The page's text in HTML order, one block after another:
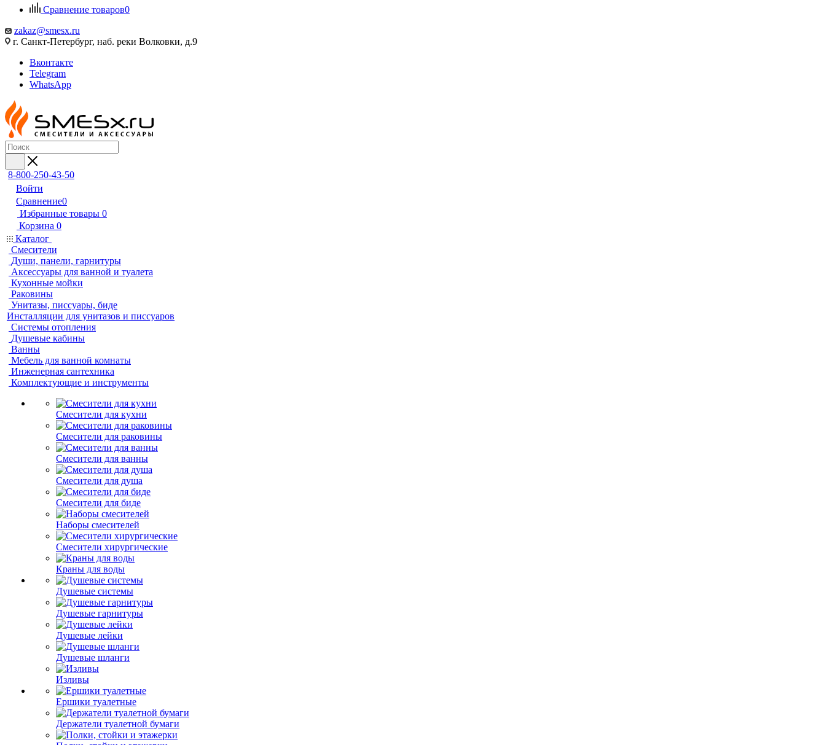
Сравнение товаров0
zakaz@smesx.ru
г. Санкт-Петербург, наб. реки Волковки, д.9
Вконтакте
Telegram
WhatsApp
8-800-250-43-50
Войти
Сравнение0
Избранные товары 0
Корзина 0
Каталог
Смесители
Души, панели, гарнитуры
Аксессуары для ванной и туалета
Кухонные мойки
Раковины
Унитазы, писсуары, биде
Инсталляции для унитазов и писсуаров
Системы отопления
Душевые кабины
Ванны
Мебель для ванной комнаты
Инженерная сантехника
Комплектующие и инструменты
Смесители для кухни
Смесители для раковины
Смесители для ванны
Смесители для душа
Смесители для биде
Наборы смесителей
Смесители хирургические
Краны для воды
Душевые системы
Душевые гарнитуры
Душевые лейки
Душевые шланги
Изливы
Ершики туалетные
Держатели туалетной бумаги